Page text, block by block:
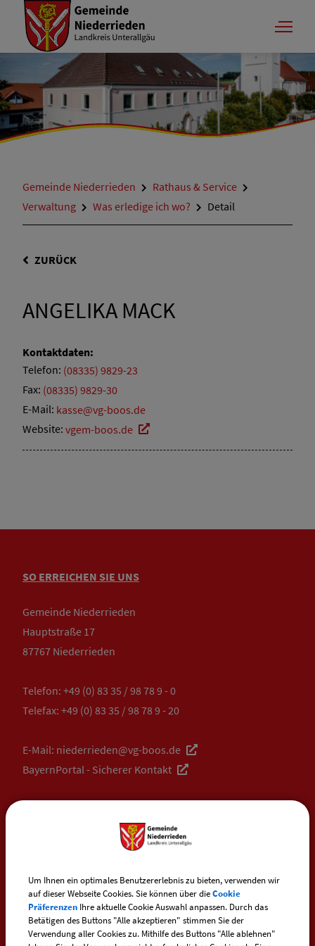
Gemeinde Niederrieden
Rathaus & Service
Verwaltung
Was erledige ich wo? Detail
ZURÜCK
ANGELIKA MACK
Kontaktdaten:
Telefon: (08335) 9829-23
Fax: (08335) 9829-30
E-Mail: kasse@vg-boos.de
Website: vgem-boos.de
SO ERREICHEN SIE UNS
Gemeinde Niederrieden
Hauptstraße 17
87767 Niederrieden
Telefon: +49 (0) 83 35 / 98 78 9 - 0
Telefax: +49 (0) 83 35 / 98 78 9 - 20
E-Mail: niederrieden@vg-boos.de
BayernPortal - Sicherer Kontakt
Dienstag:
08:00 - 12:00 Uhr
Um Ihnen ein optimales Benutzererlebnis zu bieten, verwenden wir
auf dieser Webseite Cookies. Sie können über dieCookie
Präferenzen Ihre aktuelle Cookie Auswahl anpassen. Durch das
Betätigen des Buttons "Alle akzeptieren" stimmen Sie der
Verwendung aller Cookies zu. Mithilfe des Buttons "Alle ablehnen"